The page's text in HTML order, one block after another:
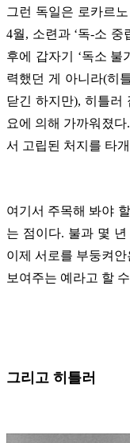
그런 독일은 로카르
4월, 소련과 ‘독-소 중
후에 갑자기 ‘독소 불
력했던 게 아니라(히
닫긴 하지만), 히틀러
요에 의해 가까워졌
서 고립된 처지를 타
여기서 주목해 봐야
는 점이다. 불과 몇
이제 서로를 부둥켜
보여주는 예라고 할
그리고 히틀러